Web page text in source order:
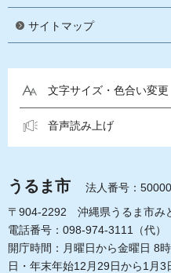
サイトマップ
文字サイズ・色合い変更
音声読み上げ
うるま市
法人番号：
〒904-2292 沖縄県うるま市み
電話番号：098-974-3111（代）
開庁時間：月曜日から金曜日 8
日・年末年始12月29日から1月3